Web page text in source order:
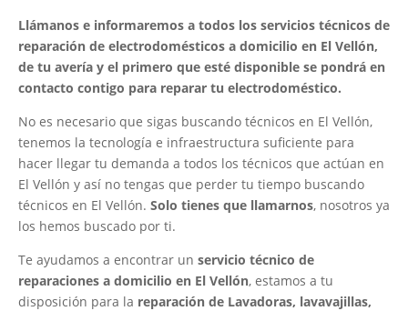
Llámanos e informaremos a todos los servicios técnicos de
reparación de electrodomésticos a domicilio en El Vellón,
de tu avería y el primero que esté disponible se pondrá en
contacto contigo para reparar tu electrodoméstico.
No es necesario que sigas buscando técnicos en El Vellón,
tenemos la tecnología e infraestructura suficiente para
hacer llegar tu demanda a todos los técnicos que actúan en
El Vellón y así no tengas que perder tu tiempo buscando
técnicos en El Vellón. Solo tienes que llamarnos, nosotros ya
los hemos buscado por ti.
Te ayudamos a encontrar un servicio técnico de
reparaciones a domicilio en El Vellón, estamos a tu
disposición para la reparación de Lavadoras, lavavajillas,